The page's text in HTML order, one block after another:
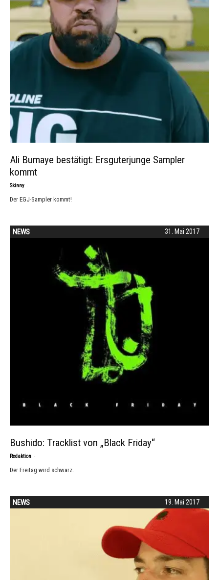
Ali Bumaye bestätigt: Ersguterjunge Sampler
kommt
Skinny -
Der EGJ-Sampler kommt!
31. Mai 2017
NEWS
Bushido: Tracklist von „Black Friday“
Redaktion -
Der Freitag wird schwarz.
19. Mai 2017
NEWS